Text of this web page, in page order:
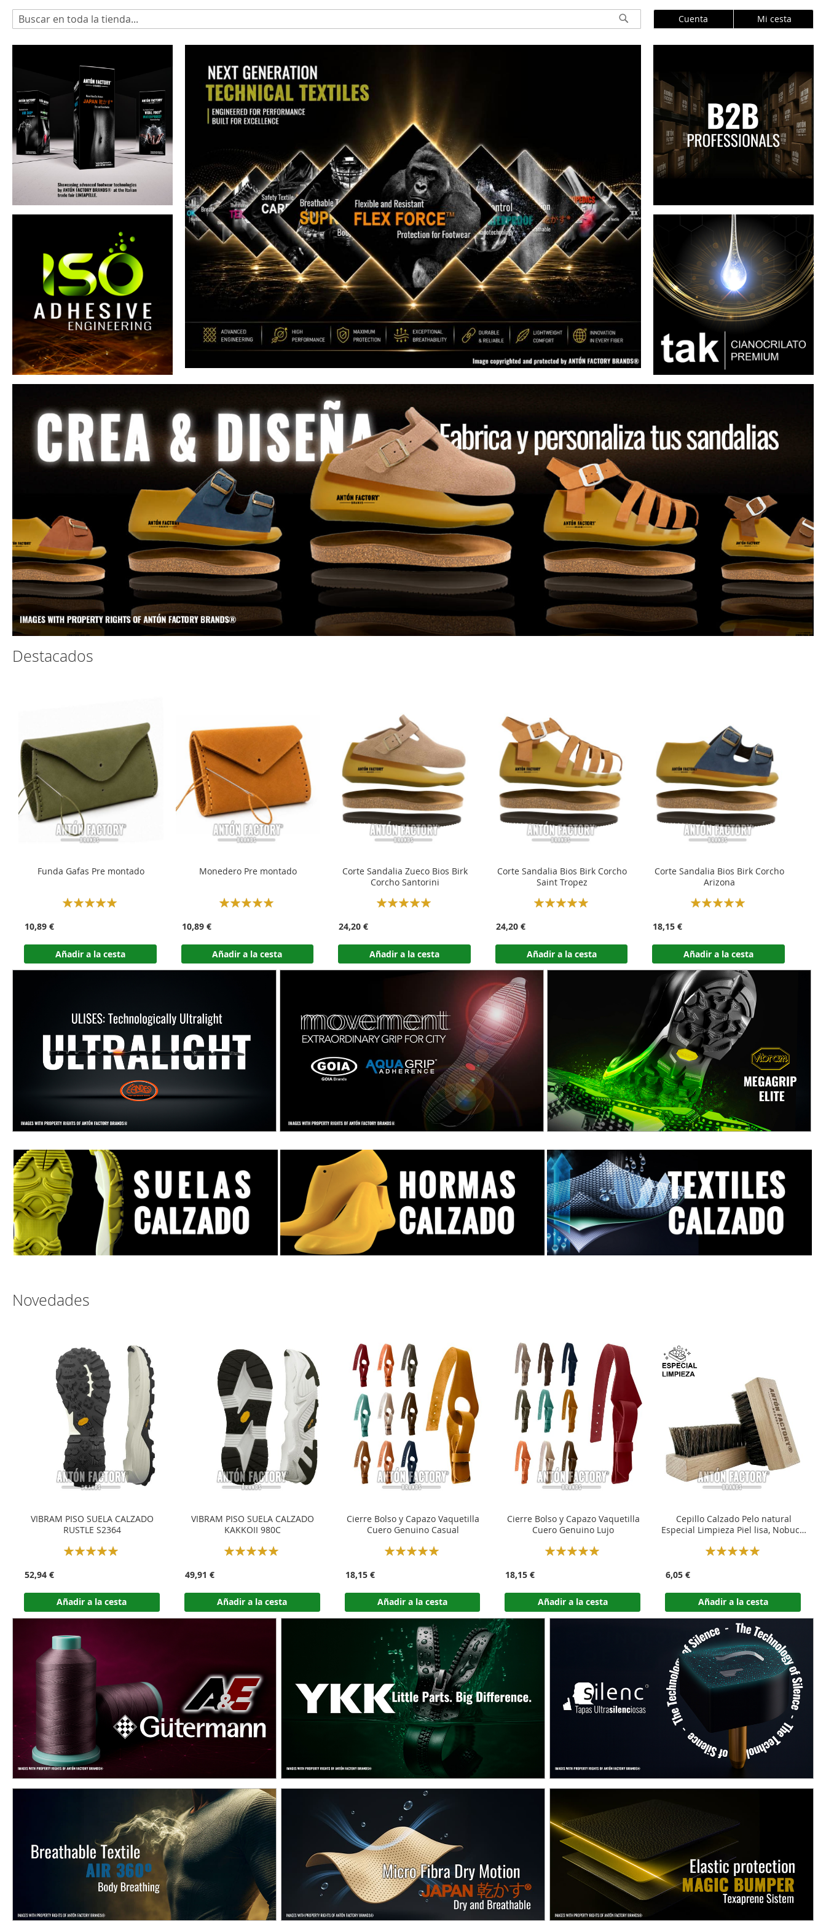
Buscar Buscar
Cuenta Mi cesta
Destacados
Funda Gafas Pre montado
Rating:
10,89 €
Añadir a la cesta
Monedero Pre montado
Rating:
10,89 €
Añadir a la cesta
Corte Sandalia Zueco Bios Birk
Corcho Santorini
Rating:
24,20 €
Añadir a la cesta
Corte Sandalia Bios Birk Corcho
Saint Tropez
Rating:
24,20 €
Añadir a la cesta
Corte Sandalia Bios Birk Corcho
Arizona
Rating:
18,15 €
Añadir a la cesta
Novedades
VIBRAM PISO SUELA CALZADO
RUSTLE S2364
Rating:
52,94 €
Añadir a la cesta
VIBRAM PISO SUELA CALZADO
KAKKOII 980C
Rating:
49,91 €
Añadir a la cesta
Cierre Bolso y Capazo Vaquetilla
Cuero Genuino Casual
Rating:
18,15 €
Añadir a la cesta
Cierre Bolso y Capazo Vaquetilla
Cuero Genuino Lujo
Rating:
18,15 €
Añadir a la cesta
Cepillo Calzado Pelo natural
Especial Limpieza Piel lisa, Nobuck,
Rating:
6,05 €
Añadir a la cesta